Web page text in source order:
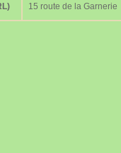
15 route de la Garnerie